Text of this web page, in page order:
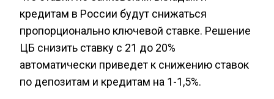
кредитам в России будут снижаться
пропорционально ключевой ставке. Решение
ЦБ снизить ставку с 21 до 20%
автоматически приведет к снижению ставок
по депозитам и кредитам на 1-1,5%.